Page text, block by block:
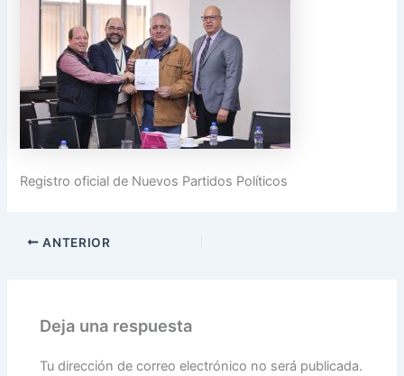
Registro oficial de Nuevos Partidos Políticos
ANTERIOR
Deja una respuesta
Tu dirección de correo electrónico no será publicada.